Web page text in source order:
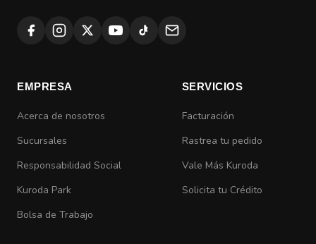
EMPRESA
Acerca de nosotros
Sucursales
Responsabilidad Social
Kuroda Park
Bolsa de Trabajo
SERVICIOS
Facturación
Rastrea tu pedido
Vale Más Kuroda
Solicita tu Crédito